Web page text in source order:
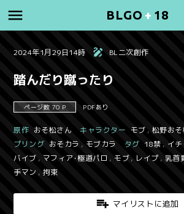
BLGO + 18
2024年1月29日14時 BL二次創作
踏んだり蹴ったり
ページ数 70 P PDFあり
原作 おそ松さん キャラクター モブ , 松野お
プリング おそカラ , モブカラ タグ 18禁 , イ
バイブ , マフィア･極道パロ ,モブ, レイプ , 乳首
手マン , 拘束
マイリストに追加